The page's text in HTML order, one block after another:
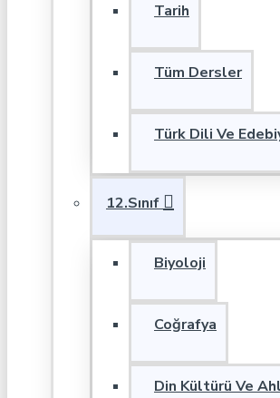
Tarih
Tüm Dersler
Türk Dili Ve
12.Sınıf
Biyoloji
Coğrafya
Din Kültürü Ve